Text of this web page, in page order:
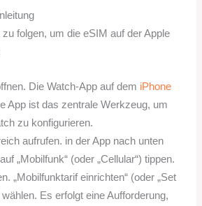
folgen, um die eSIM auf der Apple
Die Watch-App auf dem iPhone
App ist das zentrale Werkzeug, um
zu konfigurieren.
aufrufen. in der App nach unten
„Mobilfunk“ (oder „Cellular“) tippen.
„Mobilfunktarif einrichten“ (oder „Set
wählen. Es erfolgt eine Aufforderung,